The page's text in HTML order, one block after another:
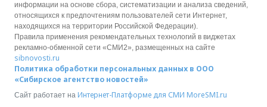
информации на основе сбора, систематизации и анализа сведений,
относящихся к предпочтениям пользователей сети Интернет,
находящихся на территории Российской Федерации).
Правила применения рекомендательных технологий в виджетах
рекламно-обменной сети «СМИ2», размещенных на сайте
sibnovosti.ru
Политика обработки персональных данных в ООО
«Сибирское агентство новостей»
Сайт работает на Интернет-Платформе для СМИ MoreSMI.ru